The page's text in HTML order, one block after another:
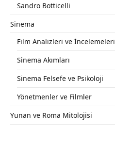
Sandro Botticelli
Sinema
Film Analizleri ve İncelemeleri
Sinema Akımları
Sinema Felsefe ve Psikoloji
Yönetmenler ve Filmler
Yunan ve Roma Mitolojisi